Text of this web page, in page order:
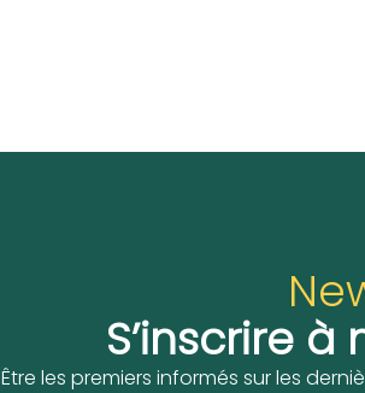
S’inscrire
Être les premiers informés sur les